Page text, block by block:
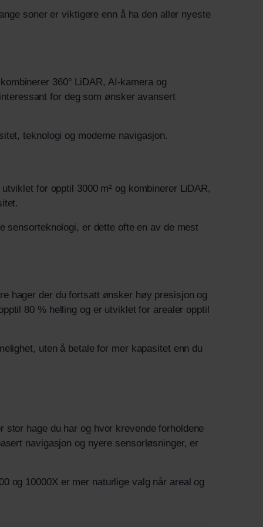
soner er viktigere enn å ha den aller nyeste
360° LiDAR, AI-kamera og
for deg som ønsker avansert
teknologi og moderne navigasjon.
for opptil 3000 m² og kombinerer LiDAR,
sensorteknologi, er dette ofte en av de mest
hager der du fortsatt ønsker høy presisjon og
80 % helling og er utviklet for arealer opptil
uten å betale for mer kapasitet enn du
hage du har og hvor krevende forholdene
navigasjon og nyere sensorløsninger, er
og 10000X er mer naturlige valg når areal og